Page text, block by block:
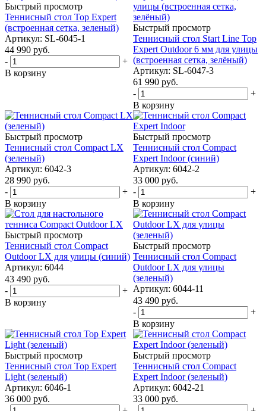
Быстрый просмотр
Теннисный стол Top Expert
(встроенная сетка, зеленый)
Артикул: SL-6045-1
44 990 руб.
-
+
В корзину
Быстрый просмотр
Теннисный стол Start Line Top
Expert Outdoor 6 мм для улицы
(встроенная сетка, зелёный)
Артикул: SL-6047-3
61 990 руб.
-
+
В корзину
Быстрый просмотр
Теннисный стол Compact LX
(зеленый)
Артикул: 6042-3
28 990 руб.
-
+
В корзину
Быстрый просмотр
Теннисный стол Compact
Expert Indoor (синий)
Артикул: 6042-2
33 000 руб.
-
+
В корзину
Быстрый просмотр
Теннисный стол Compact
Outdoor LX для улицы (синий)
Артикул: 6044
43 490 руб.
-
+
В корзину
Быстрый просмотр
Теннисный стол Compact
Outdoor LX для улицы
(зеленый)
Артикул: 6044-11
43 490 руб.
-
+
В корзину
Быстрый просмотр
Теннисный стол Top Expert
Light (зеленый)
Артикул: 6046-1
36 000 руб.
Быстрый просмотр
Теннисный стол Compact
Expert Indoor (зеленый)
Артикул: 6042-21
33 000 руб.